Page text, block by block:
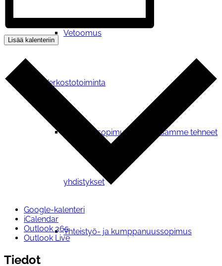
Vetoomus
Verkostotoiminta
Yhteistyosopimuksen kanssamme tehneet
yhdistykset
Yhteistyö- ja kumppanuussopimus
Lisää kalenteriin
Google-kalenteri
iCalendar
Outlook 365
Outlook Live
Tiedot